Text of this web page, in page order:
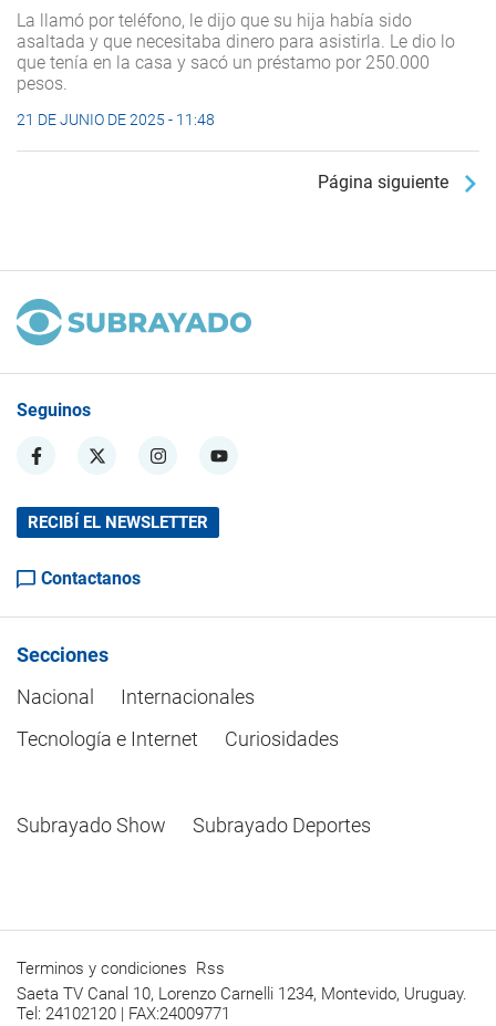
La llamó por teléfono, le dijo que su hija había sido
asaltada y que necesitaba dinero para asistirla. Le dio lo
que tenía en la casa y sacó un préstamo por 250.000
pesos.
21 DE JUNIO DE 2025 - 11:48
Página siguiente
Seguinos
RECIBÍ EL NEWSLETTER
Contactanos
Secciones
Nacional
Internacionales
Tecnología e Internet
Curiosidades
Subrayado Show Subrayado Deportes
Terminos y condiciones Rss
Saeta TV Canal 10, Lorenzo Carnelli 1234, Montevido, Uruguay.
Tel: 24102120 | FAX:24009771